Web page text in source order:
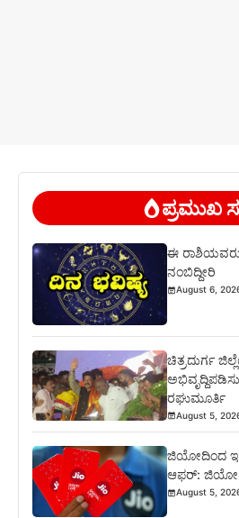
ಪ್ರಮುಖ
ಈ ರಾಶಿಯವರು
ನಂಬಿದ್ದೀರಿ
August 6,
ಚಿತ್ರದುರ್ಗ
ರಘುಮೂರ್ತಿ
August 5,
ಜಿಯೋದಿಂದ
ಆಫರ್: ಜಿಯೋ
August 5,